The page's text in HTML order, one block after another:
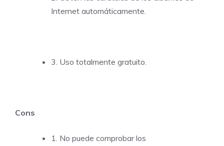
Internet automáticamente.
3. Uso totalmente gratuito.
Cons
1. No puede comprobar los